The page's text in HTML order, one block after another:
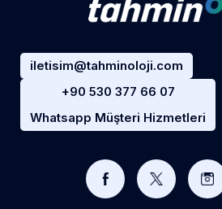
iletisim@tahminoloji.com
+90 530 377 66 07
Whatsapp Müşteri Hizmetleri